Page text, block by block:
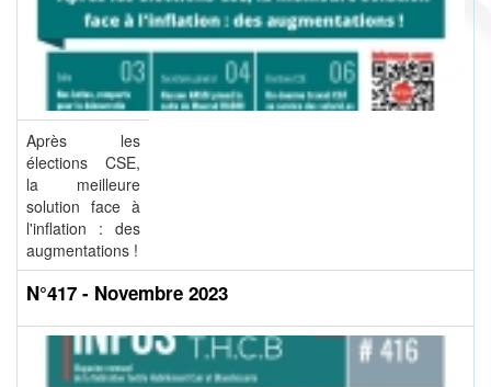
Après les
élections CSE,
la meilleure
solution face à
l'inflation : des
augmentations !
N°417 - Novembre 2023